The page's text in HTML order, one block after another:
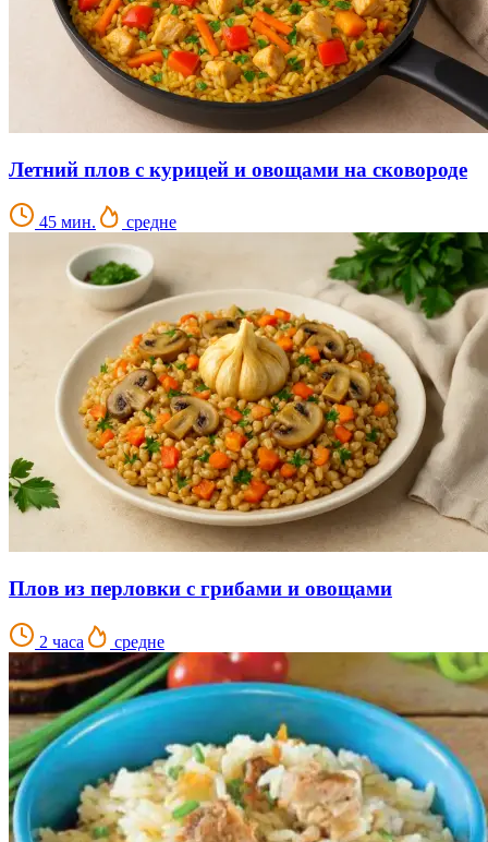
Летний плов с курицей и овощами на сковороде
45 мин. средне
Плов из перловки с грибами и овощами
2 часа средне